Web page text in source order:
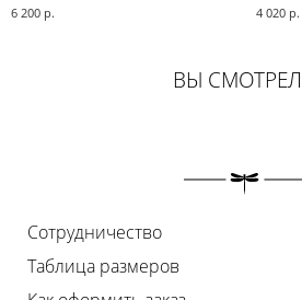
6 200 р. 4 020 р.
ВЫ
Сотрудничество
Таблица размеров